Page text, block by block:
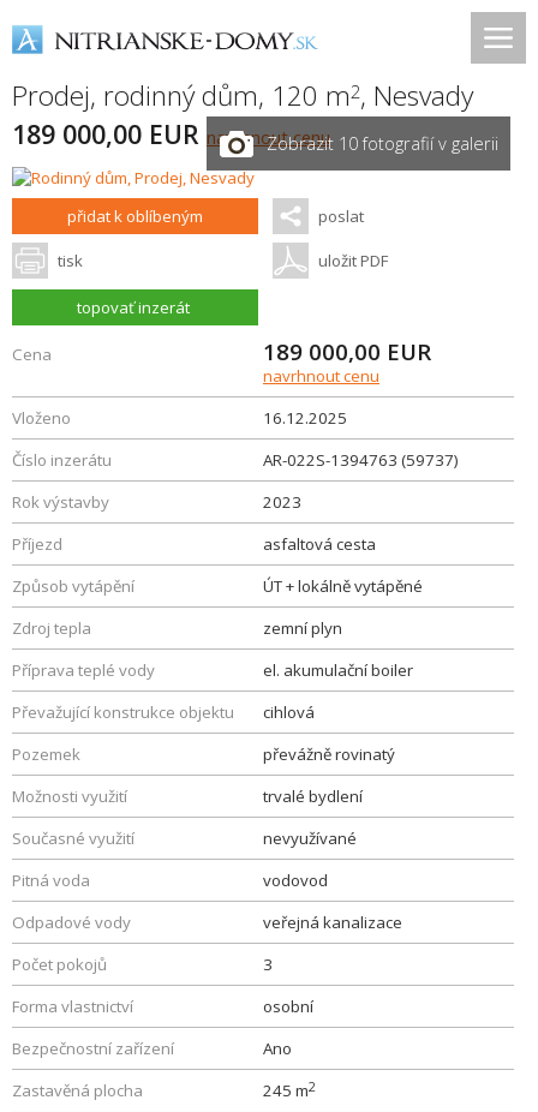
Prodej, rodinný dům, 120 m2, Nesvady
189 000,00 EUR navrhnout cenuZobrazit 10 fotografií v galerii
přidat k oblíbeným poslat
tisk uložit PDF
topovať inzerát
Cena 189 000,00 EUR
navrhnout cenu
Vloženo
16.12.2025
Číslo inzerátu
AR-022S-1394763 (59737)
Rok výstavby
2023
Příjezd
asfaltová cesta
Způsob vytápění
ÚT + lokálně vytápěné
Zdroj tepla
zemní plyn
Příprava teplé vody
el. akumulační boiler
Převažující konstrukce objektu
cihlová
Pozemek
převážně rovinatý
Možnosti využití
trvalé bydlení
Současné využití
nevyužívané
Pitná voda
vodovod
Odpadové vody
veřejná kanalizace
Počet pokojů
3
Forma vlastnictví
osobní
Bezpečnostní zařízení
Ano
Zastavěná plocha
245 m2